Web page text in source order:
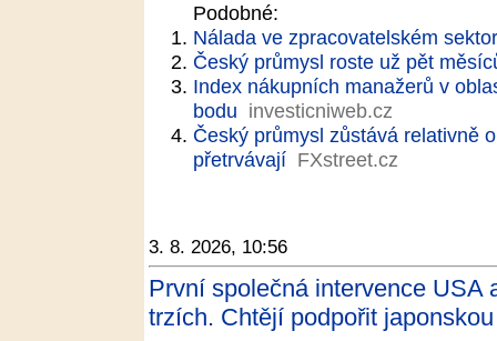
Podobné:
Nálada ve zpracovatelském
Český průmysl roste už pět
Index nákupních manažerů v
bodu investicniweb.cz
Český průmysl zůstává relativně
přetrvávají FXstreet.cz
3. 8. 2026, 10:56
První společná intervence USA
trzích. Chtějí podpořit